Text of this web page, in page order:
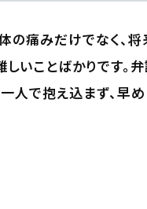
体の痛みだけでなく
いことばかりです。
人で抱え込まず、早